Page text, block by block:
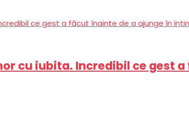
cu iubita. Incredibil ce gest